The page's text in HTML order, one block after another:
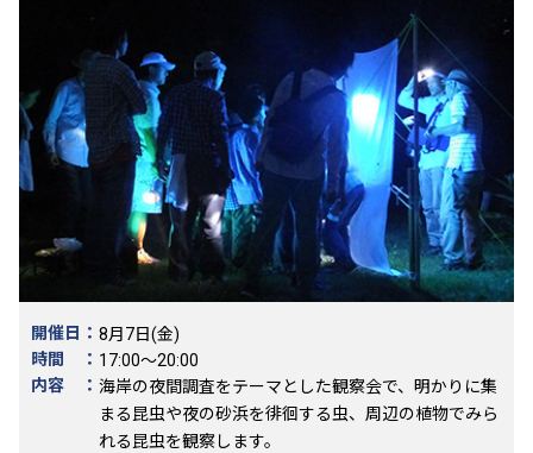
開催日： 8月7日(金)
時間 ： 17:00～20:00
内容 ： 海岸の夜間調査をテーマとした観察会で、明かりに集
まる昆虫や夜の砂浜を徘徊する虫、周辺の植物でみら
れる昆虫を観察します。